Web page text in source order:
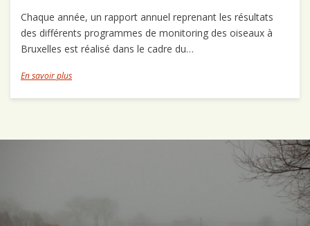
Chaque année, un rapport annuel reprenant les résultats
des différents programmes de monitoring des oiseaux à
Bruxelles est réalisé dans le cadre du…
En savoir plus